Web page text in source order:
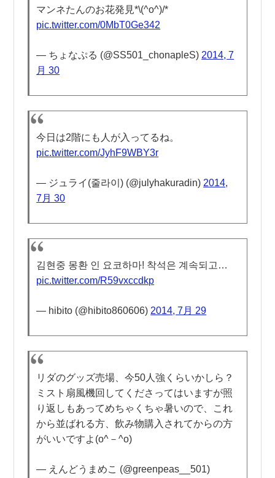
マンネたんのお花発見*\(^o^)/*
pic.twitter.com/0MbT0Ge342
— ちょなぷる (@SS501_chonapleS) 2014, 7
月 30
今日は2階にも人が入ってるね。
pic.twitter.com/JyhF9WBY3r
— ジュライ(줄라이) (@julyhakuradin) 2014,
7月 30
김현중 몽환 인 요코하마! 착석은 계속되고…
pic.twitter.com/R59vxccdkp
— hibito (@hibito860606) 2014, 7月 29
リダのグッズ売場、今50人強くらいかしら？
ミスト扇風機回してくださってはいますが照
り返しもあってめちゃくちゃ暑いので、これ
から並ばれる方、飲み物購入されてからの方
がいいですよ(o^－^o)
— えんどうまめこ (@greenpeas__501)